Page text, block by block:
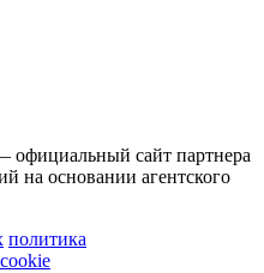
официальный сайт партнера
на основании агентского
политика